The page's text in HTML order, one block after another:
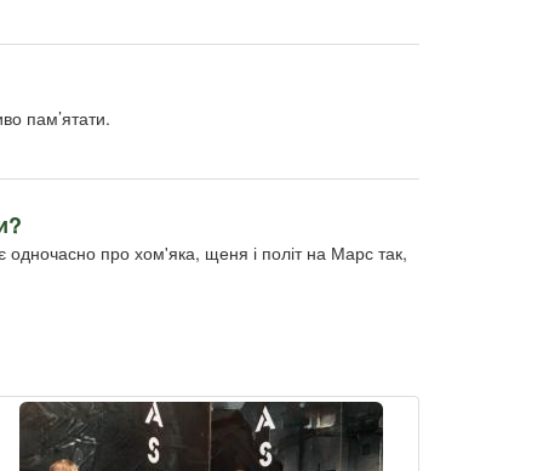
пам’ятати.
одночасно про хом'яка, щеня і політ на Марс так,